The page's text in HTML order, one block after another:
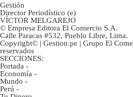
Gestión
Director Periodístico (e)
VÍCTOR MELGAREJO
© Empresa Editora El Comercio S.A.
Calle Paracas #532, Pueblo Libre, Lima.
Copyright© | Gestion.pe | Grupo El
reservados
SECCIONES:
Portada -
Economía -
Mundo -
Perú -